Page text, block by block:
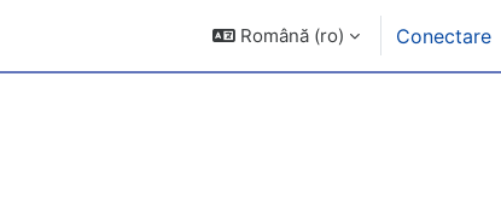
Română ‎(ro)‎ Conectare